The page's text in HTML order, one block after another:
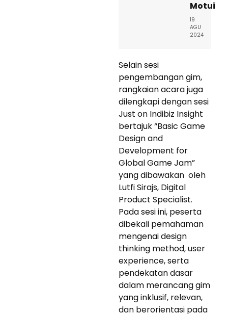
Motui
19
AGU
2024
Selain sesi
pengembangan gim,
rangkaian acara juga
dilengkapi dengan sesi
Just on Indibiz Insight
bertajuk “Basic Game
Design and
Development for
Global Game Jam”
yang dibawakan oleh
Lutfi Sirajs, Digital
Product Specialist.
Pada sesi ini, peserta
dibekali pemahaman
mengenai design
thinking method, user
experience, serta
pendekatan dasar
dalam merancang gim
yang inklusif, relevan,
dan berorientasi pada